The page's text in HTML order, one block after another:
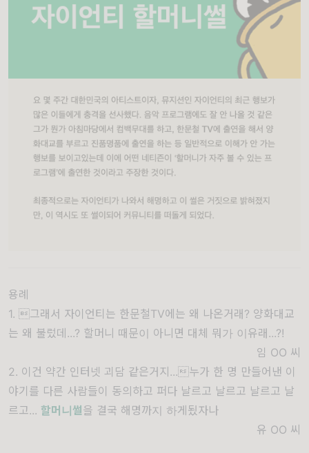
용례
1. 그래서 자이언티는 한문철TV에는 왜 나온거래? 양화대교
는 왜 불렀데...? 할머니 때문이 아니면 대체 뭐가 이유래...?!
임 OO 씨
2. 이건 약간 인터넷 괴담 같은거지...누가 한 명 만들어낸 이
야기를 다른 사람들이 동의하고 퍼다 날르고 날르고 날르고 날
르고... 할머니썰을 결국 해명까지 하게됬자나
유 OO 씨